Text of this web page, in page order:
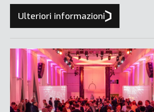
Ulteriori informazioni